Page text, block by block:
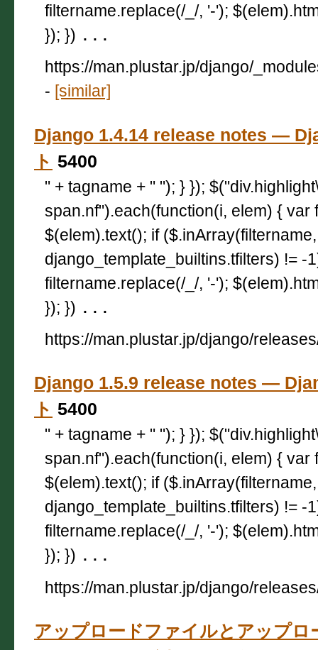
filtername.replace(/_/, '-');
}); }) ...
https://man.plustar.jp/django/
- [similar]
Django 1.4.14 release notes —
ト 5400
" + tagname + " "); } });
span.nf").each(function(i, elem) { var
$(elem).text(); if ($.inArray(filtername,
django_template_builtins.tfilters) != -
filtername.replace(/_/, '-');
}); }) ...
https://man.plustar.jp/django/
Django 1.5.9 release notes —
ト 5400
" + tagname + " "); } });
span.nf").each(function(i, elem) { var
$(elem).text(); if ($.inArray(filtername,
django_template_builtins.tfilters) != -
filtername.replace(/_/, '-');
}); }) ...
https://man.plustar.jp/django/
アップロードファイルとアップ